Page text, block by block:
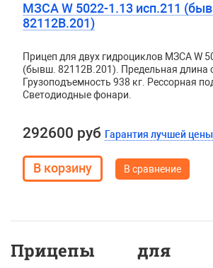
МЗСА W 5022-1.13 исп.211
82112B.201)
Прицеп для двух гидроциклов МЗСА W
(бывш. 82112B.201). Предельная длина
Грузоподъемность 938 кг. Рессорная
Светодиодные фонари.
292600 руб Гарантия лучшей цены
В сравнение
Прицепы для